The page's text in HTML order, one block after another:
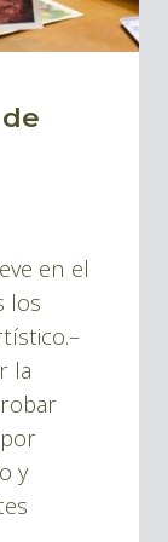
en el
los
la
y